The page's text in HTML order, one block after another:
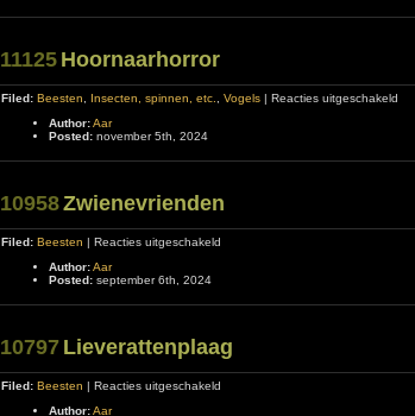
11125 Hoornaarhorror
Filed: Beesten Insecten, spinnen, etc. Vogels| Reacties uitgeschakeldvoor
Author: Aar
Posted:november 5th, 2024
10958Zwienevrienden
Filed: Beesten | Reacties uitgeschakeldvoor
Author: Aar
Posted:september 6th, 2024
10797 Lieverattenplaag
Filed: Beesten | Reacties uitgeschakeldvoor
Author: Aar